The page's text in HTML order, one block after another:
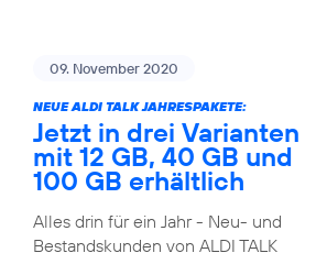
09. November 2020
NEUE ALDI TALK JAHRESPAKETE:
Jetzt in drei Varianten
mit 12 GB, 40 GB und
100 GB erhältlich
Alles drin für ein Jahr - Neu- und
Bestandskunden von ALDI TALK